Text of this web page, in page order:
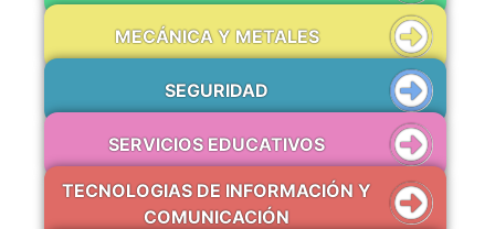
MECÁNICA Y METALES
SEGURIDAD
SERVICIOS EDUCATIVOS
TECNOLOGIAS DE INFORMACIÓN Y
COMUNICACIÓN